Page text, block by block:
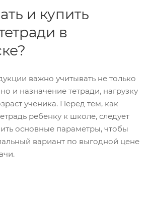
и купить
в
важно учитывать не только
и назначение тетради, нагрузку
ученика. Перед тем, как
ребенку к школе, следует
основные параметры, чтобы
вариант по выгодной цене